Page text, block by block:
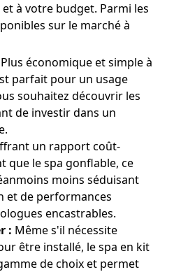
à votre budget. Parmi les
sur le marché à
Plus économique et simple à
parfait pour un usage
souhaitez découvrir les
de investir dans un
un rapport coût-
que le spa gonflable, ce
moins séduisant
et de performances
encastrables.
: Même s'il nécessite
être installé, le spa en kit
de choix et permet